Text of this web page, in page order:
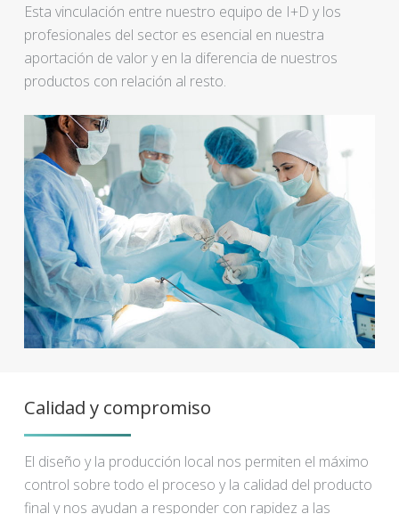
Esta vinculación entre nuestro equipo de I+D y los
profesionales del sector es esencial en nuestra
aportación de valor y en la diferencia de nuestros
productos con relación al resto.
Calidad y compromiso
El diseño y la producción local nos permiten el máximo
control sobre todo el proceso y la calidad del producto
final y nos ayudan a responder con rapidez a las